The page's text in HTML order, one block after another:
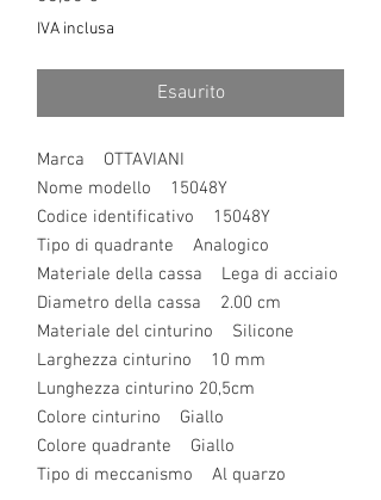
IVA inclusa
Esaurito
Marca OTTAVIANI
Nome modello 15048Y
Codice identificativo 15048Y
Tipo di quadrante Analogico
Materiale della cassa Lega di acciaio
Diametro della cassa 2.00 cm
Materiale del cinturino Silicone
Larghezza cinturino 10 mm
Lunghezza cinturino 20,5cm
Colore cinturino Giallo
Colore quadrante Giallo
Tipo di meccanismo Al quarzo